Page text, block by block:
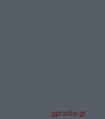
gpradio.gr